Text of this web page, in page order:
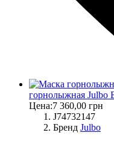
горнолыжная Julbo
Цена:7 360,00 грн
J74732147
Бренд Julbo